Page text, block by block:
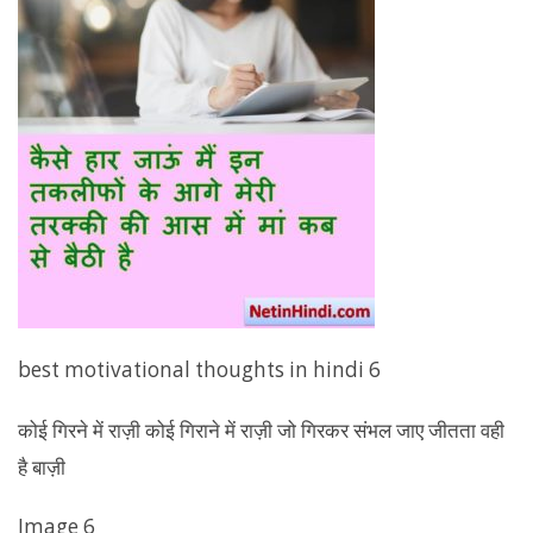
best motivational thoughts in hindi 6
कोई गिरने में राज़ी कोई गिराने में राज़ी जो गिरकर संभल जाए जीतता वही
है बाज़ी
Image 6